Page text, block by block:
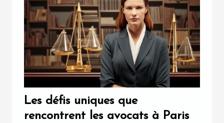
Les défis uniques que
rencontrent les avocats à Paris